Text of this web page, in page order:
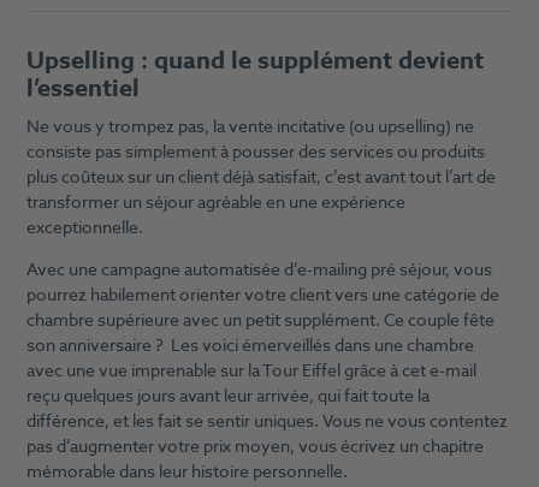
Upselling : quand le supplément devient
l’essentiel
Ne vous y trompez pas, la vente incitative (ou upselling) ne
consiste pas simplement à pousser des services ou produits
plus coûteux sur un client déjà satisfait, c’est avant tout l’art de
transformer un séjour agréable en une expérience
exceptionnelle.
Avec une campagne automatisée d’e-mailing pré séjour, vous
pourrez habilement orienter votre client vers une catégorie de
chambre supérieure avec un petit supplément. Ce couple fête
son anniversaire ? Les voici émerveillés dans une chambre
avec une vue imprenable sur la Tour Eiffel grâce à cet e-mail
reçu quelques jours avant leur arrivée, qui fait toute la
différence, et les fait se sentir uniques. Vous ne vous contentez
pas d’augmenter votre prix moyen, vous écrivez un chapitre
mémorable dans leur histoire personnelle.